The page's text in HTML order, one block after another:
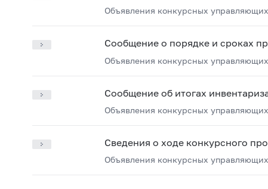
Объявления конкурсных
Сообщение о порядке и сроках
Объявления конкурсных
Сообщение об итогах
Объявления конкурсных
Сведения о ходе конкурсного
Объявления конкурсных